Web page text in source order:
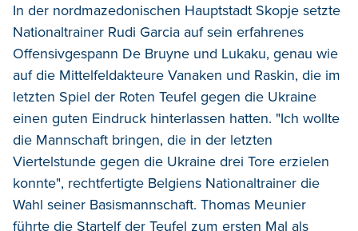
In der nordmazedonischen Hauptstadt Skopje setzte
Nationaltrainer Rudi Garcia auf sein erfahrenes
Offensivgespann De Bruyne und Lukaku, genau wie
auf die Mittelfeldakteure Vanaken und Raskin, die im
letzten Spiel der Roten Teufel gegen die Ukraine
einen guten Eindruck hinterlassen hatten. "Ich wollte
die Mannschaft bringen, die in der letzten
Viertelstunde gegen die Ukraine drei Tore erzielen
konnte", rechtfertigte Belgiens Nationaltrainer die
Wahl seiner Basismannschaft. Thomas Meunier
führte die Startelf der Teufel zum ersten Mal als